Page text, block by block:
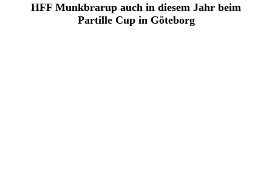
HFF Munkbrarup auch in diesem Jahr beim
Partille Cup in Göteborg